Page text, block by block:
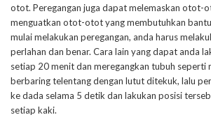
otot. Peregangan juga dapat melemaskan otot-
menguatkan otot-otot yang membutuhkan
mulai melakukan peregangan, anda harus
perlahan dan benar. Cara lain yang dapat anda
setiap 20 menit dan meregangkan tubuh seperti
berbaring telentang dengan lutut ditekuk, lalu
ke dada selama 5 detik dan lakukan posisi
setiap kaki.